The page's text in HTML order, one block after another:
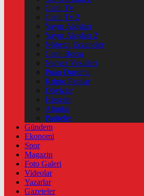
Canlı Tv
Canlı Tv 2
Yayın Akışları
Yayın Akışları 2
Nöbetçi Eczaneler
Canlı Borsa
Namaz Vakitleri
Puan Durumu
Kripto Paralar
Dövizler
Hisseler
Altınlar
Pariteler
Gündem
Ekonomi
Spor
Magazin
Foto Galeri
Videolar
Yazarlar
Gazeteler